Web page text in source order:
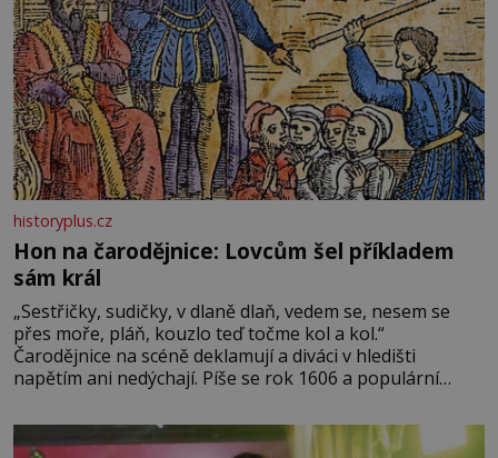
historyplus.cz
Hon na čarodějnice: Lovcům šel příkladem
sám král
„Sestřičky, sudičky, v dlaně dlaň, vedem se, nesem se
přes moře, pláň, kouzlo teď točme kol a kol.“
Čarodějnice na scéně deklamují a diváci v hledišti
napětím ani nedýchají. Píše se rok 1606 a populární
Tragédii o Macbethovi. Napsal ji pro krále Jakuba I., jenž
v roce 1603 vystřídal